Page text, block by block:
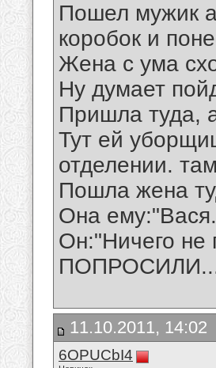
Пошел мужик
коробок и
Жена с ума
Ну думает
Пришла туда,
Тут ей
отделении.
Пошла жена
Она
Он:"Ничего
11.10.2011, 14:02
6OPUCbI4